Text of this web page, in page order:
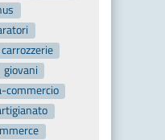
carrozzerie
giovani
commercio